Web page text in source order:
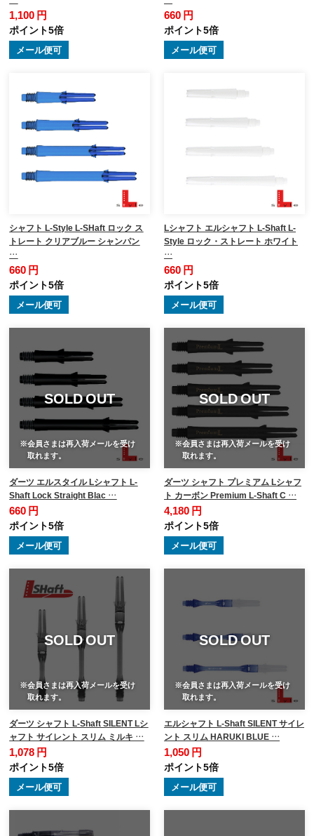
1,100 円
ポイント5倍
メール便可
660 円
ポイント5倍
メール便可
シャフト L-Style L-SHaft ロック ス
トレート クリアブルー シャンパン
…
660 円
ポイント5倍
メール便可
Lシャフト エルシャフト L-Shaft L-
Style ロック・ストレート ホワイト
…
660 円
ポイント5倍
メール便可
SOLD OUT
※会員さまは再入荷メールを受け
取れます。
ダーツ エルスタイル Lシャフト L-
Shaft Lock Straight Blac …
660 円
ポイント5倍
メール便可
SOLD OUT
※会員さまは再入荷メールを受け
取れます。
ダーツ シャフト プレミアム Lシャフ
ト カーボン Premium L-Shaft C …
4,180 円
ポイント5倍
メール便可
SOLD OUT
※会員さまは再入荷メールを受け
取れます。
ダーツ シャフト L-Shaft SILENT Lシ
ャフト サイレント スリム ミルキ …
1,078 円
ポイント5倍
メール便可
SOLD OUT
※会員さまは再入荷メールを受け
取れます。
エルシャフト L-Shaft SILENT サイレ
ント スリム HARUKI BLUE …
1,050 円
ポイント5倍
メール便可